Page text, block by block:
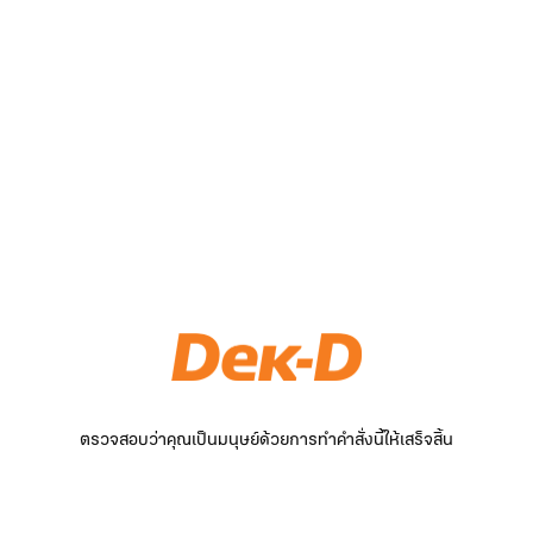
ตรวจสอบว่าคุณเป็นมนุษย์ด้วยการทำคำสั่งนี้ให้เสร็จสิ้น